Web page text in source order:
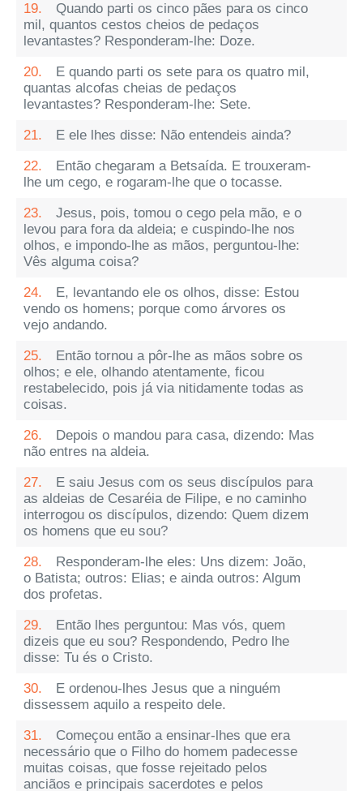
19.
Quando parti os cinco pães para os cinco
mil, quantos cestos cheios de pedaços
levantastes? Responderam-lhe: Doze.
20.
E quando parti os sete para os quatro mil,
quantas alcofas cheias de pedaços
levantastes? Responderam-lhe: Sete.
21.
E ele lhes disse: Não entendeis ainda?
22.
Então chegaram a Betsaída. E trouxeram-
lhe um cego, e rogaram-lhe que o tocasse.
23.
Jesus, pois, tomou o cego pela mão, e o
levou para fora da aldeia; e cuspindo-lhe nos
olhos, e impondo-lhe as mãos, perguntou-lhe:
Vês alguma coisa?
24.
E, levantando ele os olhos, disse: Estou
vendo os homens; porque como árvores os
vejo andando.
25.
Então tornou a pôr-lhe as mãos sobre os
olhos; e ele, olhando atentamente, ficou
restabelecido, pois já via nitidamente todas as
coisas.
26.
Depois o mandou para casa, dizendo: Mas
não entres na aldeia.
27.
E saiu Jesus com os seus discípulos para
as aldeias de Cesaréia de Filipe, e no caminho
interrogou os discípulos, dizendo: Quem dizem
os homens que eu sou?
28.
Responderam-lhe eles: Uns dizem: João,
o Batista; outros: Elias; e ainda outros: Algum
dos profetas.
29.
Então lhes perguntou: Mas vós, quem
dizeis que eu sou? Respondendo, Pedro lhe
disse: Tu és o Cristo.
30.
E ordenou-lhes Jesus que a ninguém
dissessem aquilo a respeito dele.
31.
Começou então a ensinar-lhes que era
necessário que o Filho do homem padecesse
muitas coisas, que fosse rejeitado pelos
anciãos e principais sacerdotes e pelos